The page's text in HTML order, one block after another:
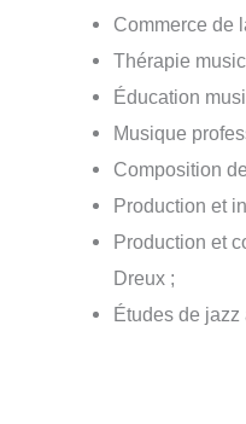
Commerce de
Thérapie
Éducation
Musique
Composition
Production et
Production et
Dreux ;
Études de jazz